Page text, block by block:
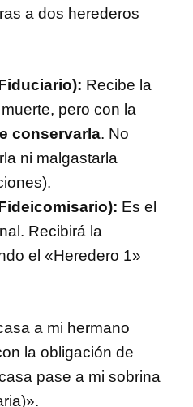
a dos herederos
Recibe la
pero con la
conservarla. No
ni malgastarla
Es el
Recibirá la
el «Heredero 1»
a mi hermano
la obligación de
pase a mi sobrina